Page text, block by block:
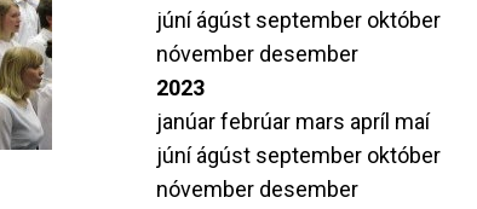
júníágúst september október
nóvember desember
2023
janúarfebrúar mars apríl maí
júníágúst september október
nóvember desember